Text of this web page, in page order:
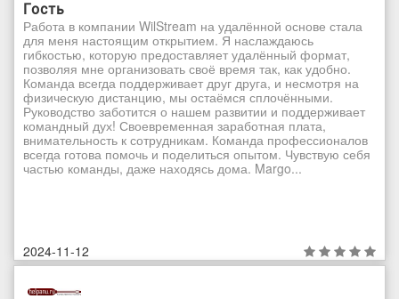
Гость
Работа в компании WilStream на удалённой основе стала
для меня настоящим открытием. Я наслаждаюсь
гибкостью, которую предоставляет удалённый формат,
позволяя мне организовать своё время так, как удобно.
Команда всегда поддерживает друг друга, и несмотря на
физическую дистанцию, мы остаёмся сплочёнными.
Руководство заботится о нашем развитии и поддерживает
командный дух! Своевременная заработная плата,
внимательность к сотрудникам. Команда профессионалов
всегда готова помочь и поделиться опытом. Чувствую себя
частью команды, даже находясь дома. Margo...
2024-11-12